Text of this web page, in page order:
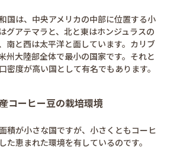
国は、中央アメリカの中部に位置する小
グアテマラと、北と東はホンジュラスの
南と西は太平洋と面しています。カリブ
州大陸部全体で最小の国家です。それと
密度が高い国として有名でもあります。
コーヒー豆の栽培環境
積が小さな国ですが、小さくともコーヒ
た恵まれた環境を有しているのです。